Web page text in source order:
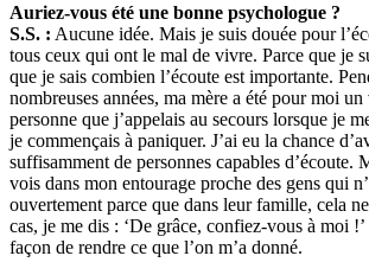
Auriez-vous été une bonne psychologue ?
S.S. : Aucune idée. Mais je suis douée pour
tous ceux qui ont le mal de vivre. Parce que je
que je sais combien l’écoute est importante.
nombreuses années, ma mère a été pour moi
personne que j’appelais au secours lorsque je
je commençais à paniquer. J’ai eu la chance
suffisamment de personnes capables d’écoute.
vois dans mon entourage proche des gens qui
ouvertement parce que dans leur famille, cela
cas, je me dis : ‘De grâce, confiez-vous à moi !’
façon de rendre ce que l’on m’a donné.